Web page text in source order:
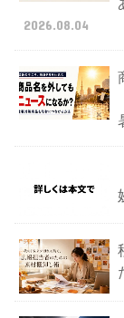
2026.08.04